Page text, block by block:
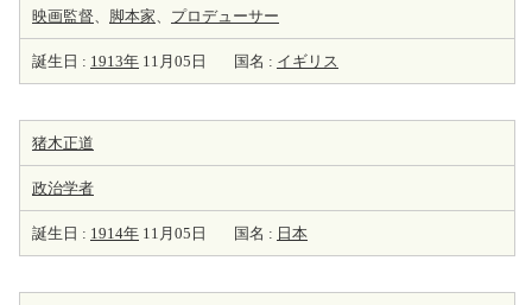
映画監督、 脚本家、 プロデューサー
誕生日 : 1913年 11月05日 国名 : イギリス
猪木正道
政治学者
誕生日 : 1914年 11月05日 国名 : 日本